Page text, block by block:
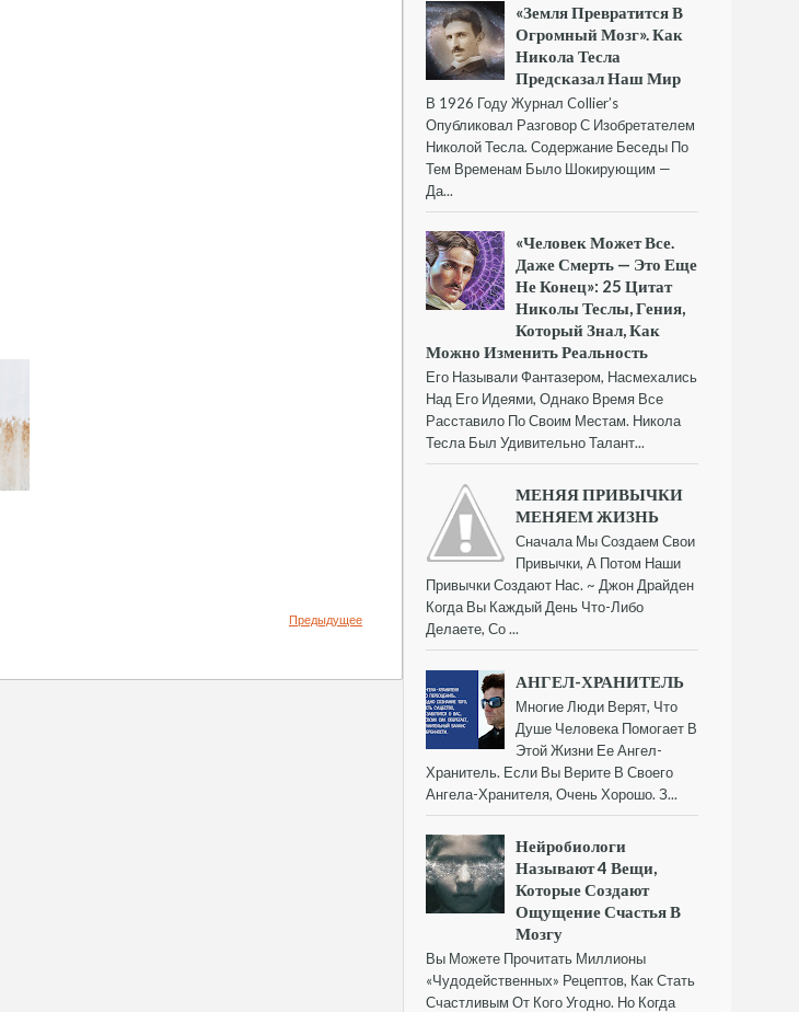
Предыдущее
«Земля Превратится В
Огромный Мозг». Как
Никола Тесла
Предсказал Наш Мир
В 1926 Году Журнал Collier’s
Опубликовал Разговор С Изобретателем
Николой Тесла. Содержание Беседы По
Тем Временам Было Шокирующим —
Да...
«Человек Может Все.
Даже Смерть — Это Еще
Не Конец»: 25 Цитат
Николы Теслы, Гения,
Который Знал, Как
Можно Изменить Реальность
Его Называли Фантазером, Насмехались
Над Его Идеями, Однако Время Все
Расставило По Своим Местам. Никола
Тесла Был Удивительно Талант...
МЕНЯЯ ПРИВЫЧКИ
МЕНЯЕМ ЖИЗНЬ
Сначала Мы Создаем Свои
Привычки, А Потом Наши
Привычки Создают Нас. ~ Джон Драйден
Когда Вы Каждый День Что-Либо
Делаете, Со ...
АНГЕЛ-ХРАНИТЕЛЬ
Многие Люди Верят, Что
Душе Человека Помогает В
Этой Жизни Ее Ангел-
Хранитель. Если Вы Верите В Своего
Ангела-Хранителя, Очень Хорошо. З...
Нейробиологи
Называют 4 Вещи,
Которые Создают
Ощущение Счастья В
Мозгу
Вы Можете Прочитать Миллионы
«чудодейственных» Рецептов, Как Стать
Счастливым От Кого Угодно. Но Когда